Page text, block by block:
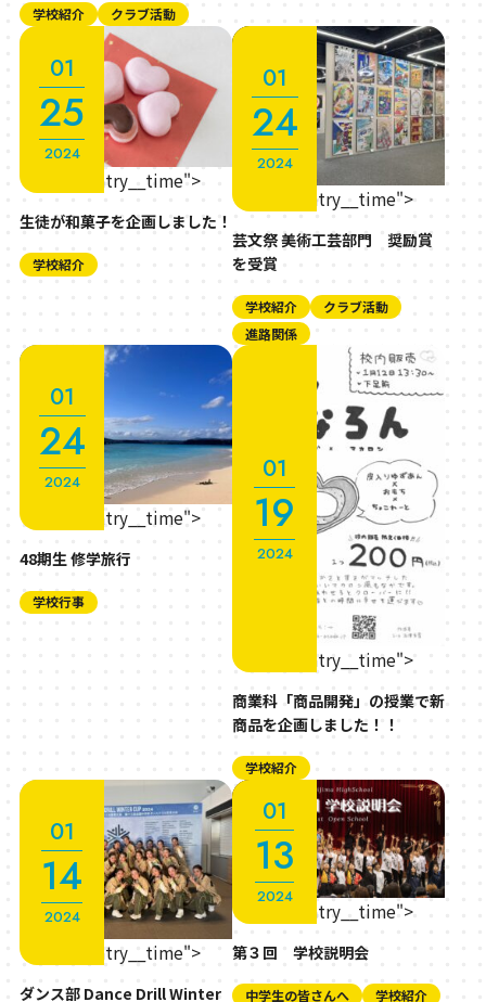
学校紹介 クラブ活動
2024
01
25
" class="entry__time">
生徒が和菓子を企画しました！
学校紹介
2024
01
24
" class="entry__time">
芸文祭 美術工芸部門 奨励賞
を受賞
学校紹介
クラブ活動
進路関係
2024
01
24
" class="entry__time">
48期生 修学旅行
学校行事
2024
01
19
" class="entry__time">
商業科「商品開発」の授業で新
商品を企画しました！！
学校紹介
2024
01
14
" class="entry__time">
ダンス部 Dance Drill Winter
2024
01
13
" class="entry__time">
第３回 学校説明会
中学生の皆さんへ
学校紹介